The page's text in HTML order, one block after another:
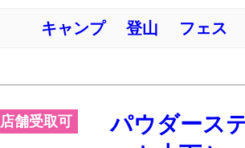
上品さが素敵
※スキー・スノ
ーハイキング
クティブに動
キャンプ 登山 フェス
店舗受取可
パウダース